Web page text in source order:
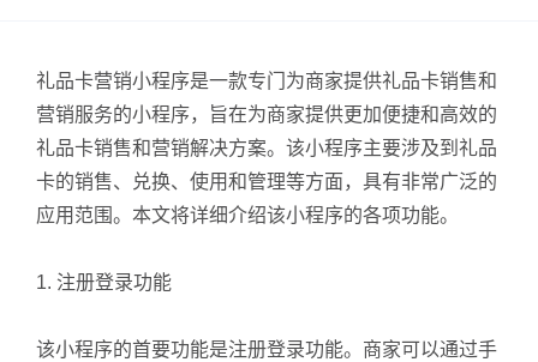
礼品卡营销小程序是一款专门为商家提供礼品卡销售和
营销服务的小程序，旨在为商家提供更加便捷和高效的
礼品卡销售和营销解决方案。该小程序主要涉及到礼品
卡的销售、兑换、使用和管理等方面，具有非常广泛的
应用范围。本文将详细介绍该小程序的各项功能。
1. 注册登录功能
该小程序的首要功能是注册登录功能。商家可以通过手